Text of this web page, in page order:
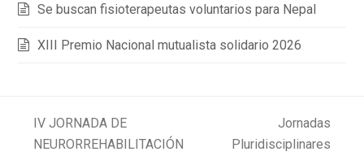
Se buscan fisioterapeutas voluntarios para Nepal
XIII Premio Nacional mutualista solidario 2026
IV JORNADA DE
NEURORREHABILITACIÓN
Jornadas
Pluridisciplinares